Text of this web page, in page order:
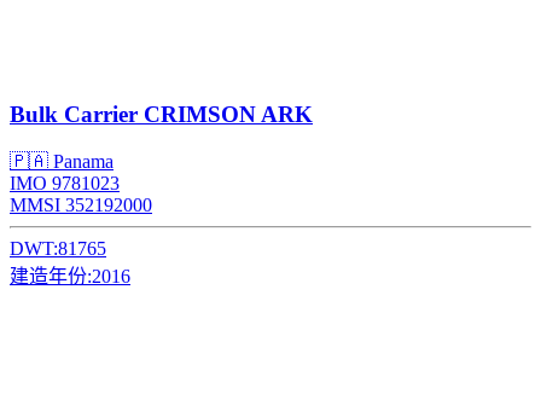
Bulk Carrier CRIMSON ARK
🇵🇦 Panama
IMO 9781023
MMSI 352192000
DWT:81765
建造年份:2016